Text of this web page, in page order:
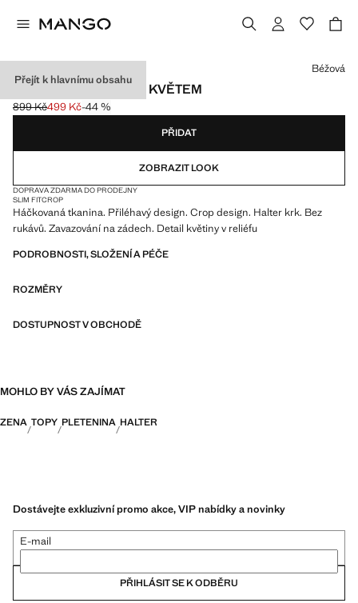
Přejít k hlavnímu obsahu
TOP S HÁČKOVANÝM KVĚTEM
Původní cena přeškrtnutá [899 Kč ]
899 Kč
Aktuální cena [499 Kč ]
499 Kč-44 %
Vyberte barvu
Béžová
PŘIDAT
ZOBRAZIT LOOK
DOPRAVA ZDARMA DO PRODEJNY
SLIM FITCROP
Háčkovaná tkanina. Přiléhavý design. Crop design. Halter krk. Bez
rukávů. Zavazování na zádech. Detail květiny v reliéfu
PODROBNOSTI, SLOŽENÍ A PÉČE
ROZMĚRY
DOSTUPNOST V OBCHODĚ
MOHLO BY VÁS ZAJÍMAT
ZENA TOPY PLETENINA HALTER
Dostávejte exkluzivní promo akce, VIP nabídky a novinky
E-mail
PŘIHLÁSIT SE K ODBĚRU